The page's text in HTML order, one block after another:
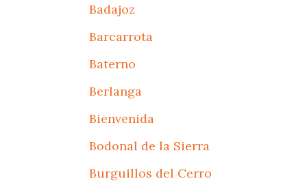
Badajoz
Barcarrota
Baterno
Berlanga
Bienvenida
Bodonal de la Sierra
Burguillos del Cerro